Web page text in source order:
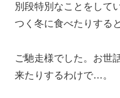
別段特別なことをして
つく冬に食べたりする
ご馳走様でした。お世
来たりするわけで…。